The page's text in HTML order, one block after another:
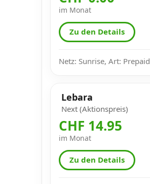
im Monat
Zu den Details
Netz: Sunrise, Art: Prepaid
Lebara
Next (Aktionspreis)
CHF 14.95
im Monat
Zu den Details